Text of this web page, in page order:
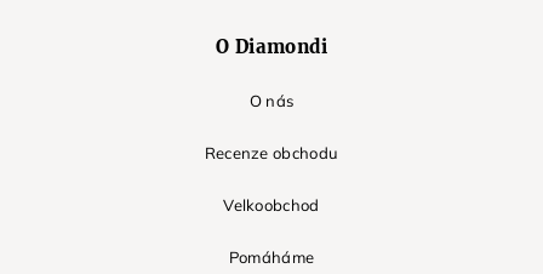
O Diamondi
O nás
Recenze obchodu
Velkoobchod
Pomáháme